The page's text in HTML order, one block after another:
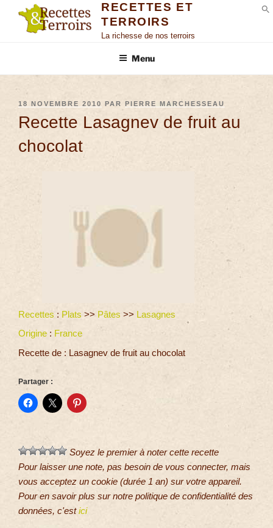
RECETTES ET
TERROIRS
La richesse de nos terroirs
Menu
18 NOVEMBRE 2010 PAR PIERRE MARCHESSEAU
Recette Lasagnev de fruit au
chocolat
Recettes : Plats >> Pâtes >> Lasagnes
Origine : France
Recette de : Lasagnev de fruit au chocolat
Partager :
Soyez le premier à noter cette recette
Pour laisser une note, pas besoin de vous connecter, mais
vous acceptez un cookie (durée 1 an) sur votre appareil.
Pour en savoir plus sur notre politique de confidentialité des
données, c'estici